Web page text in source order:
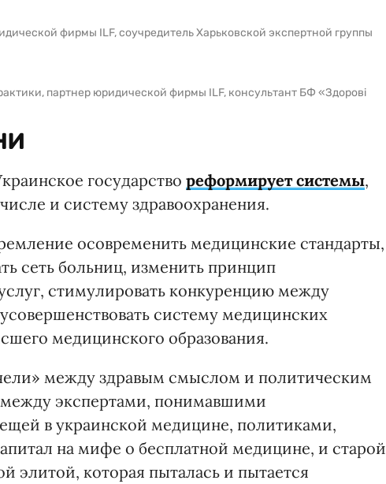
фирмы ILF, соучредитель Харьковской экспертной группы
партнер юридической фирмы ILF, консультант БФ «Здорові
государство реформирует системы,
и систему здравоохранения.
осовременить медицинские стандарты,
сеть больниц, изменить принцип
стимулировать конкуренцию между
систему медицинских
медицинского образования.
между здравым смыслом и политическим
экспертами, понимавшими
в украинской медицине, политиками,
на мифе о бесплатной медицине, и старой
элитой, которая пыталась и пытается